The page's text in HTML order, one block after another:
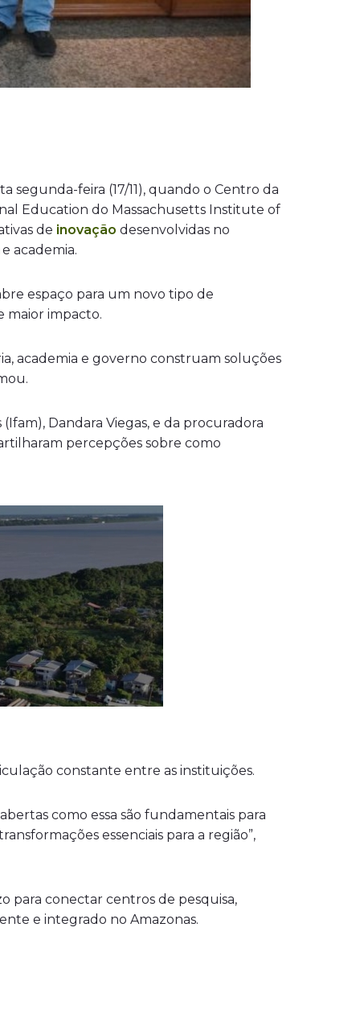
feira (17/11), quando o Centro da
Education do Massachusetts Institute of
de inovação desenvolvidas no
academia.
espaço para um novo tipo de
maior impacto.
academia e governo construam soluções
Dandara Viegas, e da procuradora
percepções sobre como
constante entre as instituições.
como essa são fundamentais para
essenciais para a região”,
para conectar centros de pesquisa,
e integrado no Amazonas.